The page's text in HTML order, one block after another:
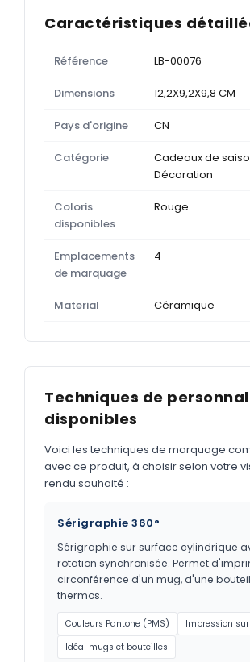
Caractéristiques
Référence LB-00076
Dimensions 12,2X9,2X9,8 CM
Pays d'origine CN
Catégorie
Cadeaux de
Décoration
Coloris
disponibles
Rouge
Emplacements
de marquage
4
Material Céramique
Techniques de
disponibles
Voici les techniques de marquage
avec ce produit, à choisir selon votre
rendu souhaité :
Sérigraphie 360°
Sérigraphie sur surface cylindrique
rotation synchronisée. Permet
circonférence d'un mug, d'une
thermos.
Couleurs Pantone (PMS)
Impression
Idéal mugs et bouteilles